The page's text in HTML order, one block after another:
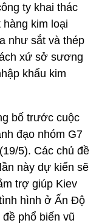
ty khai thác
hàng kim loại
như sắt và thép
xứ sở sương
khẩu kim
bố trước cuộc
đạo nhóm G7
5). Các chủ đề
này dự kiến sẽ
trợ giúp Kiev
hình ở Ấn Độ
phổ biến vũ